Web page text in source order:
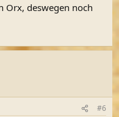
Orx, deswegen noch
#6